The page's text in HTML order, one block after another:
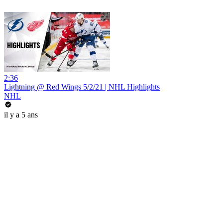
2:36
Lightning @ Red Wings 5/2/21 | NHL Highlights
NHL
il y a 5 ans